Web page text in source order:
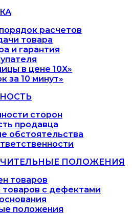
расчетов
товара
и гарантия
в цене 10X»
за 10 минут»
сторон
продавца
обстоятельства
ПОЛОЖЕНИЯ
товаров
с дефектами
положения